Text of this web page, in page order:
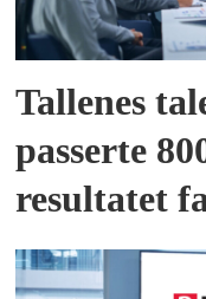
Tallenes
passerte
resultatet